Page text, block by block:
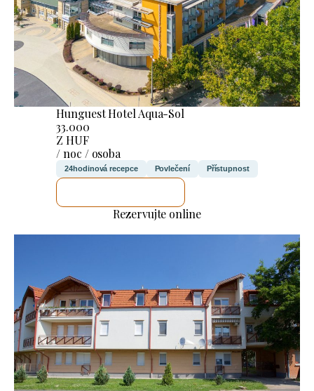
Hunguest Hotel Aqua-Sol
33.000
Z HUF
/ noc / osoba
24hodinová recepce Povlečení Přístupnost
Rezervujte online